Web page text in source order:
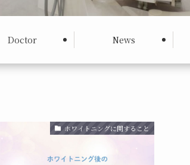
Doctor News
ホワイトニングに関すること